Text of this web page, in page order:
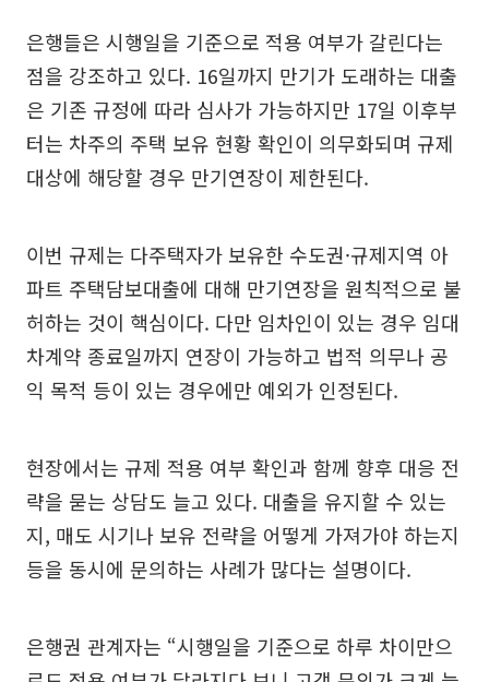
은행들은 시행일을 기준으로 적용 여부가 갈린다는
점을 강조하고 있다. 16일까지 만기가 도래하는 대출
은 기존 규정에 따라 심사가 가능하지만 17일 이후부
터는 차주의 주택 보유 현황 확인이 의무화되며 규제
대상에 해당할 경우 만기연장이 제한된다.
이번 규제는 다주택자가 보유한 수도권·규제지역 아
파트 주택담보대출에 대해 만기연장을 원칙적으로 불
허하는 것이 핵심이다. 다만 임차인이 있는 경우 임대
차계약 종료일까지 연장이 가능하고 법적 의무나 공
익 목적 등이 있는 경우에만 예외가 인정된다.
현장에서는 규제 적용 여부 확인과 함께 향후 대응 전
략을 묻는 상담도 늘고 있다. 대출을 유지할 수 있는
지, 매도 시기나 보유 전략을 어떻게 가져가야 하는지
등을 동시에 문의하는 사례가 많다는 설명이다.
은행권 관계자는 “시행일을 기준으로 하루 차이만으